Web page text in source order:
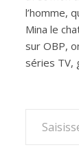
l’homme,
Mina le
sur OBP,
séries TV,
Saisissez